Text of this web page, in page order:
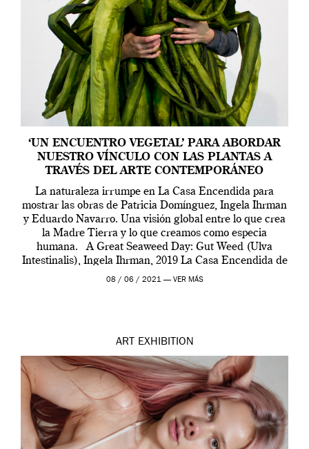
‘UN ENCUENTRO VEGETAL’ PARA ABORDAR
NUESTRO VÍNCULO CON LAS PLANTAS A
TRAVÉS DEL ARTE CONTEMPORÁNEO
La naturaleza irrumpe en La Casa Encendida para
mostrar las obras de Patricia Domínguez, Ingela Ihrman
y Eduardo Navarro. Una visión global entre lo que crea
la Madre Tierra y lo que creamos como especia
humana. A Great Seaweed Day: Gut Weed (Ulva
Intestinalis), Ingela Ihrman, 2019 La Casa Encendida de
Madrid y la Wellcome […]
08 / 06 / 2021 — VER MÁS
ART EXHIBITION